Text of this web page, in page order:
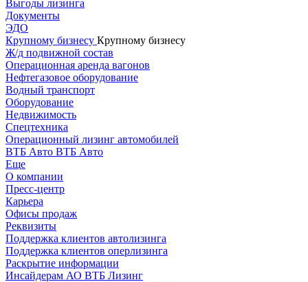
Выгоды лизинга
Документы
ЭДО
Крупному бизнесу Крупному бизнесу
Ж/д подвижной состав
Операционная аренда вагонов
Нефтегазовое оборудование
Водный транспорт
Оборудование
Недвижимость
Спецтехника
Операционный лизинг автомобилей
ВТБ Авто ВТБ Авто
Еще
О компании
Пресс-центр
Карьера
Офисы продаж
Реквизиты
Поддержка клиентов автолизинга
Поддержка клиентов оперлизинга
Раскрытие информации
Инсайдерам АО ВТБ Лизинг